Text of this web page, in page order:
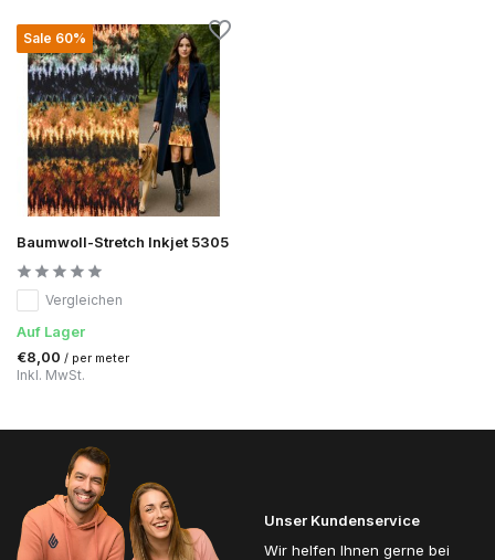
Sale 60%
Baumwoll-Stretch Inkjet 5305
Vergleichen
Auf Lager
€8,00 / per meter
Inkl. MwSt.
Unser Kundenservice
Wir helfen Ihnen gerne bei